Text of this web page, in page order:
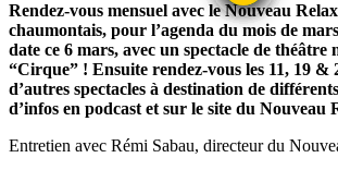
Rendez-vous mensuel avec le Nouveau
chaumontais, pour l’agenda du mois de
date ce 6 mars, avec un spectacle de théâtre
“Cirque” ! Ensuite rendez-vous les 11, 19 &
d’autres spectacles à destination de
d’infos en podcast et sur le site du Nouveau
Entretien avec Rémi Sabau, directeur du